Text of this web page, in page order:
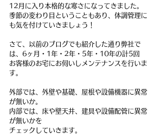
12月に入り本格的な寒さになってきました。
季節の変わり目ということもあり、体調管理に
も気を付けていきましょう！
さて、以前のブログでも紹介した通り弊社で
は、6ヶ月・1年・2年・5年・10年の計5回
お客様のお宅にお伺いしメンテナンスを行いま
す。
外部では、外壁や基礎、屋根や設備機器に異常
が無いか。
内部では、床や壁天井、建具や設備配管に異常
が無いかを
チェックしていきます。